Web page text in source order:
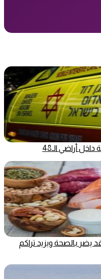
يضر بالصحة ويزيد تراكم